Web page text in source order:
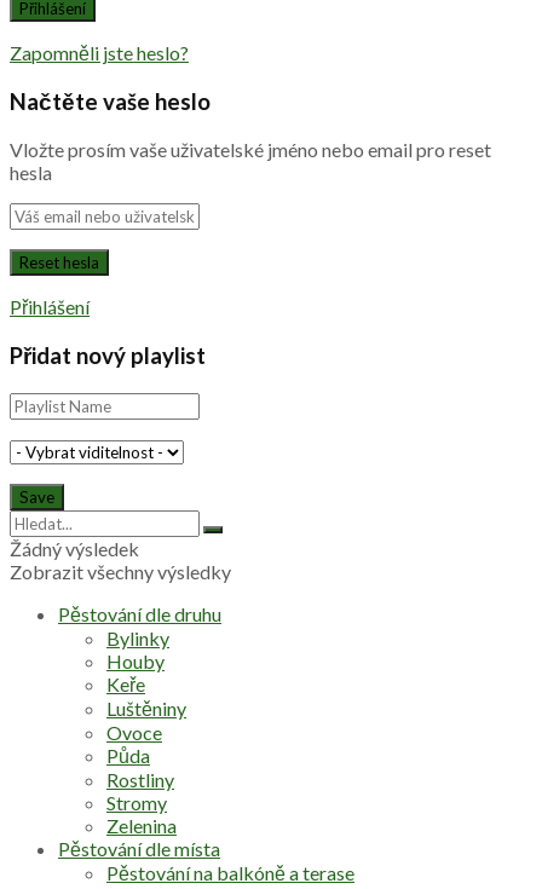
Zapomněli jste heslo?
Načtěte vaše heslo
Vložte prosím vaše uživatelské jméno nebo email pro reset
hesla
Přihlášení
Přidat nový playlist
Žádný výsledek
Zobrazit všechny výsledky
Pěstování dle druhu
Bylinky
Houby
Keře
Luštěniny
Ovoce
Půda
Rostliny
Stromy
Zelenina
Pěstování dle místa
Pěstování na balkóně a terase